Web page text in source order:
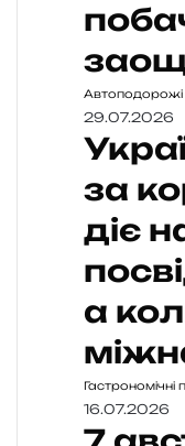
Автоподорожі
29.07.2026
за
діє
а
Гастрономічні
16.07.2026